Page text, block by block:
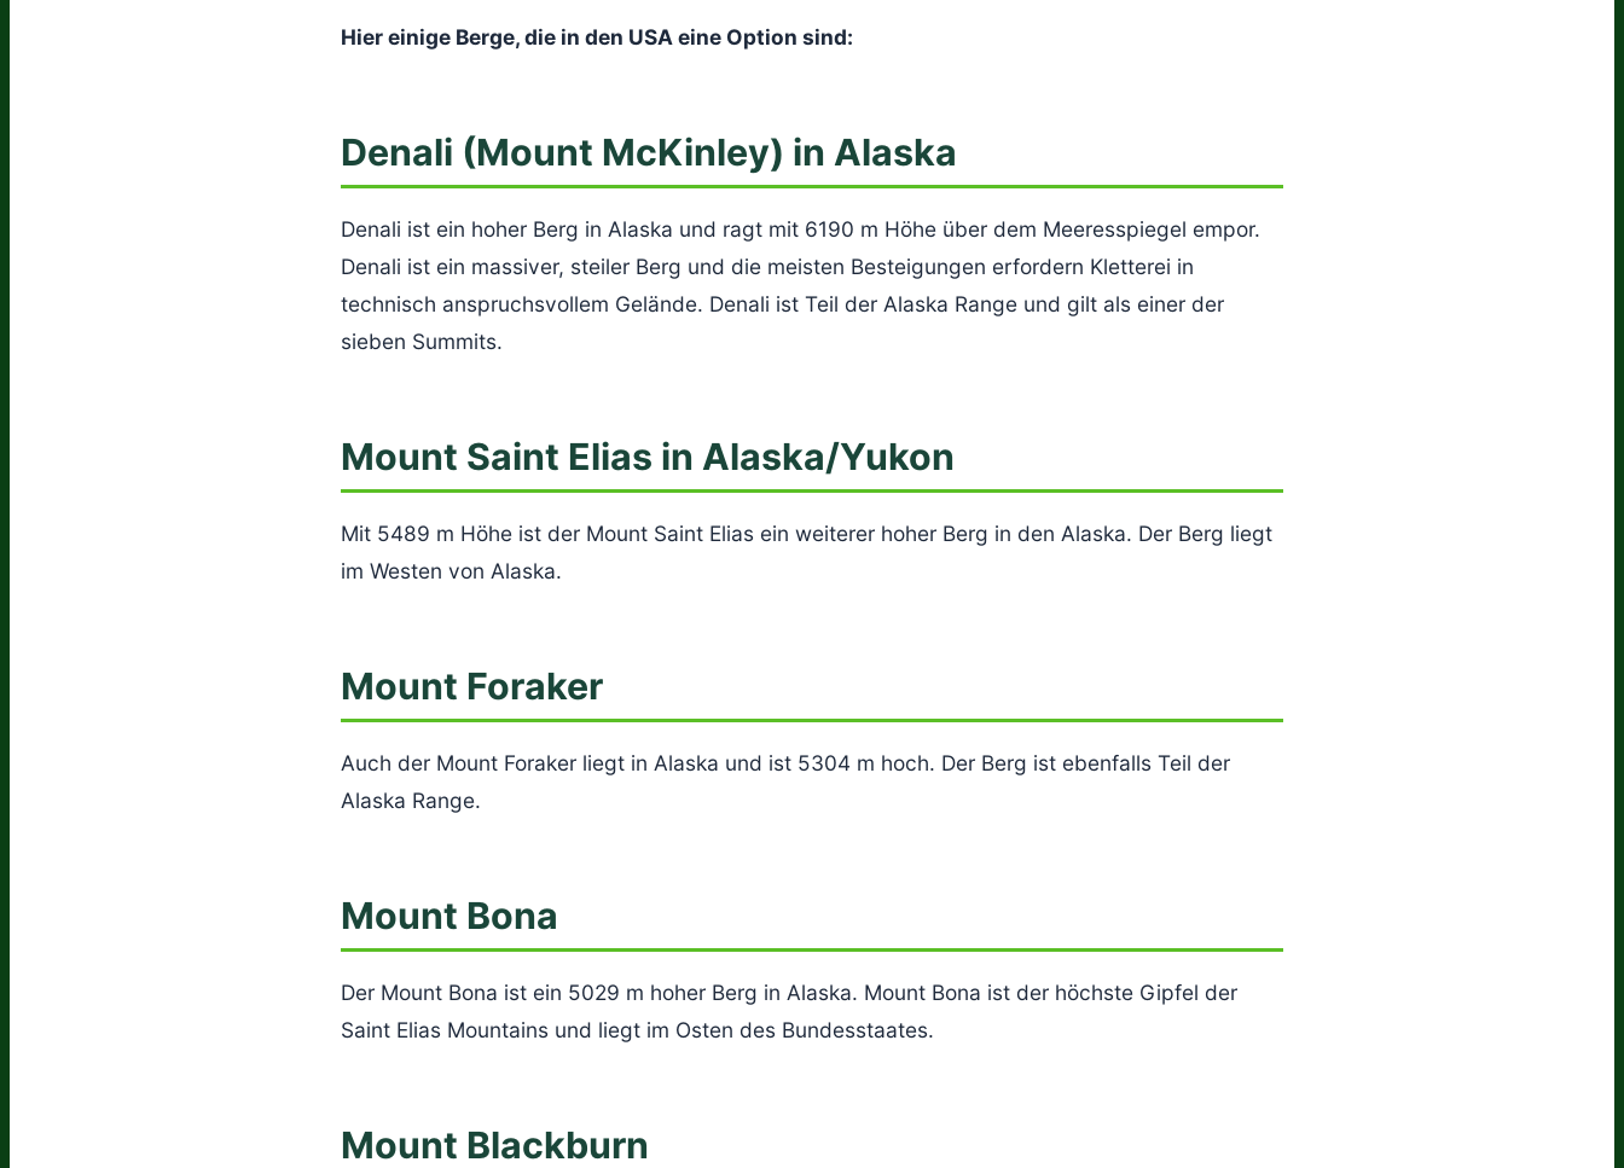
Hier einige Berge, die in den USA eine Option sind:
Denali (Mount McKinley) in Alaska
Denali ist ein hoher Berg in Alaska und ragt mit 6190 m Höhe über dem Meeresspiegel empor.
Denali ist ein massiver, steiler Berg und die meisten Besteigungen erfordern Kletterei in
technisch anspruchsvollem Gelände. Denali ist Teil der Alaska Range und gilt als einer der
sieben Summits.
Mount Saint Elias in Alaska/Yukon
Mit 5489 m Höhe ist der Mount Saint Elias ein weiterer hoher Berg in den Alaska. Der Berg liegt
im Westen von Alaska.
Mount Foraker
Auch der Mount Foraker liegt in Alaska und ist 5304 m hoch. Der Berg ist ebenfalls Teil der
Alaska Range.
Mount Bona
Der Mount Bona ist ein 5029 m hoher Berg in Alaska. Mount Bona ist der höchste Gipfel der
Saint Elias Mountains und liegt im Osten des Bundesstaates.
Mount Blackburn